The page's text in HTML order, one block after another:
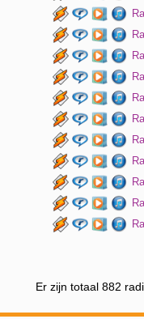
Er zijn totaal 882